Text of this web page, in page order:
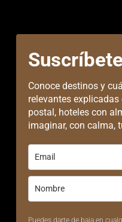
Conoce destinos y
relevantes
postal, hoteles con
imaginar, con calma,
Puedes darte de baja en